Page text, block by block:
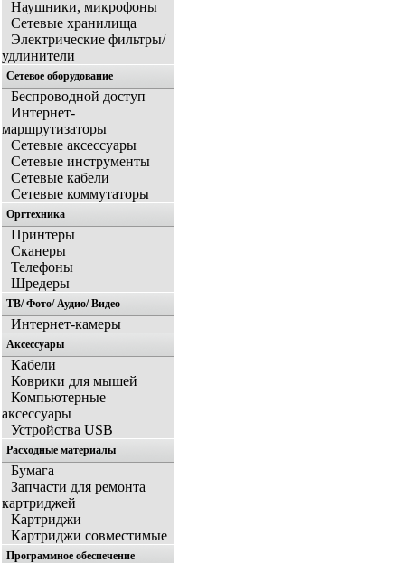
Наушники, микрофоны
Сетевые хранилища
Электрические фильтры/
удлинители
Сетевое оборудование
Беспроводной доступ
Интернет-
маршрутизаторы
Сетевые аксессуары
Сетевые инструменты
Сетевые кабели
Сетевые коммутаторы
Оргтехника
Принтеры
Сканеры
Телефоны
Шредеры
ТВ/ Фото/ Аудио/ Видео
Интернет-камеры
Аксессуары
Кабели
Коврики для мышей
Компьютерные
аксессуары
Устройства USB
Расходные материалы
Бумага
Запчасти для ремонта
картриджей
Картриджи
Картриджи совместимые
Программное обеспечение